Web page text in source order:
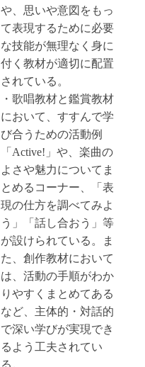
や、思いや意図をもっ
て表現するために必要
な技能が無理なく身に
付く教材が適切に配置
されている。
・歌唱教材と鑑賞教材
において、すすんで学
び合うための活動例
「Active!」や、楽曲の
よさや魅力についてま
とめるコーナー、「表
現の仕方を調べてみよ
う」「話し合おう」等
が設けられている。ま
た、創作教材において
は、活動の手順がわか
りやすくまとめてある
など、主体的・対話的
で深い学びが実現でき
るよう工夫されてい
る。